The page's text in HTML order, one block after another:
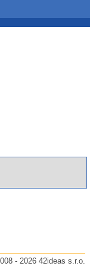
- 2026 42ideas s.r.o.